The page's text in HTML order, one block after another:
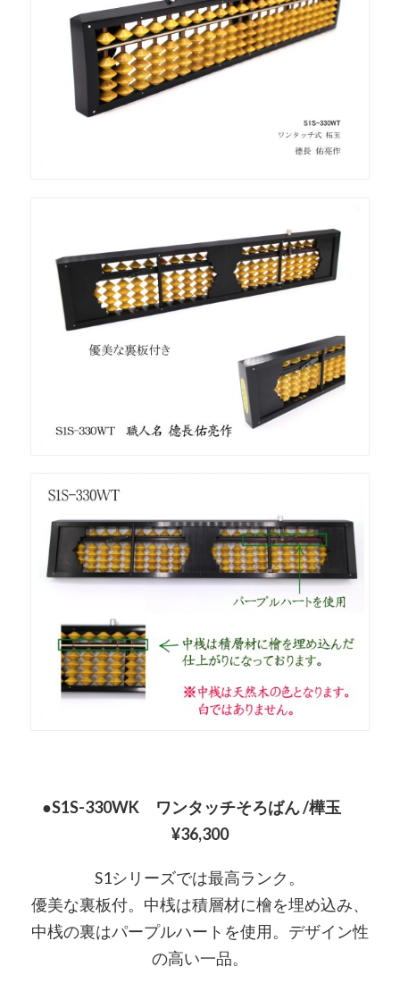
●S1S-330WK ワンタッチそろばん /樺玉
¥36,300
S1シリーズでは最高ランク。
優美な裏板付。中桟は積層材に檜を埋め込み、
中桟の裏はパープルハートを使用。デザイン性
の高い一品。